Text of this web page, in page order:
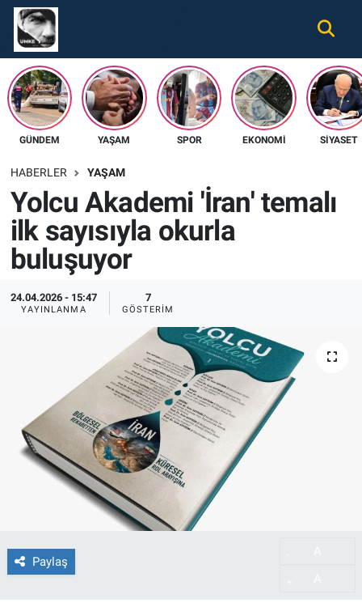
GÜNDEM YAŞAM SPOR EKONOMI SIYASET
HABERLER YAŞAM
Yolcu Akademi 'İran' temalı
ilk sayısıyla okurla
buluşuyor
24.04.2026 - 15:47
YAYINLANMA
7
GÖSTERIM
Paylaş
Gündem
Ekonomi
Spor
Tüm Haberler
İletişim
Künye
Nöbetçi Eczaneler
Hava Durumu
Namaz Vakitleri
Süper Lig Puan Durumu ve Fikstür
Tüm Manşetler
Son Dakika Haberleri
Haber Arşivi